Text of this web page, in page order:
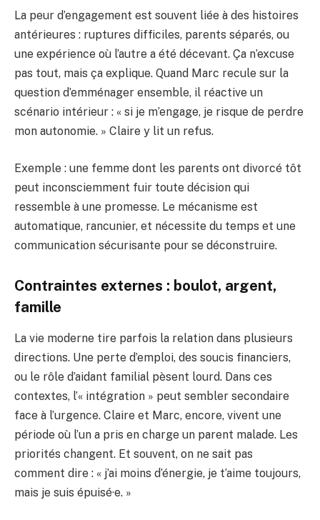
La peur d’engagement est souvent liée à des histoires
antérieures : ruptures difficiles, parents séparés, ou
une expérience où l’autre a été décevant. Ça n’excuse
pas tout, mais ça explique. Quand Marc recule sur la
question d’emménager ensemble, il réactive un
scénario intérieur : « si je m’engage, je risque de perdre
mon autonomie. » Claire y lit un refus.
Exemple : une femme dont les parents ont divorcé tôt
peut inconsciemment fuir toute décision qui
ressemble à une promesse. Le mécanisme est
automatique, rancunier, et nécessite du temps et une
communication sécurisante pour se déconstruire.
Contraintes externes : boulot, argent,
famille
La vie moderne tire parfois la relation dans plusieurs
directions. Une perte d’emploi, des soucis financiers,
ou le rôle d’aidant familial pèsent lourd. Dans ces
contextes, l’« intégration » peut sembler secondaire
face à l’urgence. Claire et Marc, encore, vivent une
période où l’un a pris en charge un parent malade. Les
priorités changent. Et souvent, on ne sait pas
comment dire : « j’ai moins d’énergie, je t’aime toujours,
mais je suis épuisé·e. »